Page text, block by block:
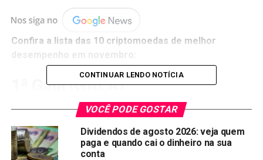
Confira a lista das 10 criptomoedas de melhor
1ª Gala (GALA)
CONTINUAR LENDO NOTÍCIA
VOCÊ PODE GOSTAR
Dividendos de agosto 2026: veja quem
paga e quando cai o dinheiro na sua
conta